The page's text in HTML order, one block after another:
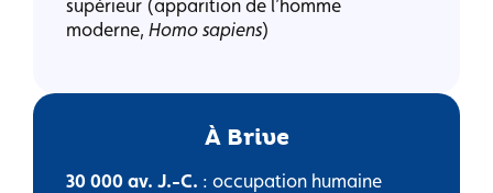
supérieur (apparition de l’homme
moderne, Homo sapiens)
À Brive
30 000 av. J.-C. : occupation humaine